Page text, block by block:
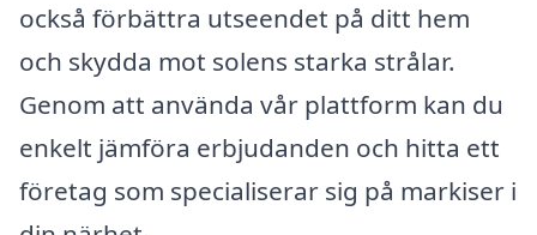
också förbättra utseendet på ditt hem
och skydda mot solens starka strålar.
Genom att använda vår plattform kan du
enkelt jämföra erbjudanden och hitta ett
företag som specialiserar sig på markiser i